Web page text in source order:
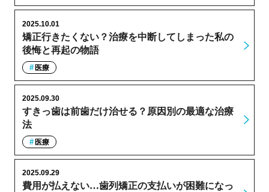
矯正行きたくない？治療を中断してしまった私の
後悔と再起の物語
2025.10.01
医療
すきっ歯は前歯だけ治せる？原因別の最適な治療
法
2025.09.30
医療
費用が払えない…歯列矯正の支払いが困難になっ
2025.09.29